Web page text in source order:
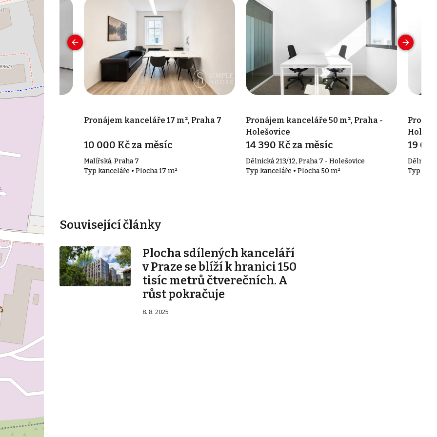
m², Praha -
4 - Nusle
m²
Pronájem kanceláře 17 m², Praha 7
10 000 Kč za měsíc
Malířská, Praha 7
Typ kanceláře • Plocha 17 m²
Pronájem kanceláře 50 m², Praha -
Holešovice
14 390 Kč za měsíc
Dělnická 213/12, Praha 7 - Holešovice
Typ kanceláře • Plocha 50 m²
19
Dělnická
Typ
Související články
Plocha sdílených kanceláří
v Praze se blíží k hranici 150
tisíc metrů čtverečních. A
růst pokračuje
8. 8. 2025